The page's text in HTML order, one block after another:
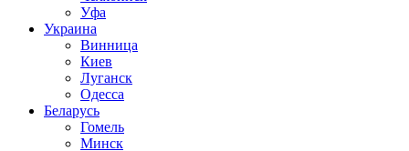
Уфа
Украина
Винница
Киев
Луганск
Одесса
Беларусь
Гомель
Минск